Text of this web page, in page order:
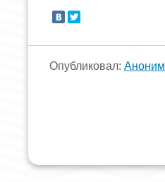
Опубликовал: Аноним